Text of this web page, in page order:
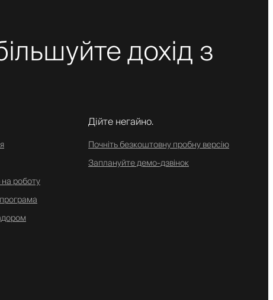
дохід з
роботу
Дійте негайно.
Почніть безкоштовну пробну версію
Заплануйте демо-дзвінок